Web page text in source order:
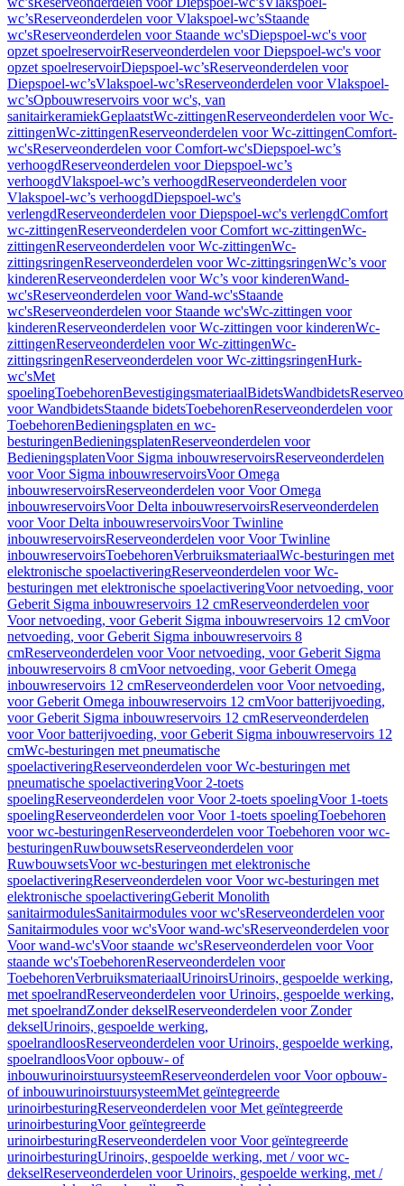
wc’sReserveonderdelen voor Vlakspoel-wc’sStaande
wc'sReserveonderdelen voor Staande wc'sDiepspoel-wc's voor
opzet spoelreservoirReserveonderdelen voor Diepspoel-wc's voor
opzet spoelreservoirDiepspoel-wc’sReserveonderdelen voor
Diepspoel-wc’sVlakspoel-wc’sReserveonderdelen voor Vlakspoel-
wc’sOpbouwreservoirs voor wc's, van
sanitairkeramiekGeplaatstWc-zittingenReserveonderdelen voor Wc-
zittingenWc-zittingenReserveonderdelen voor Wc-zittingenComfort-
wc'sReserveonderdelen voor Comfort-wc'sDiepspoel-wc’s
verhoogdReserveonderdelen voor Diepspoel-wc’s
verhoogdVlakspoel-wc’s verhoogdReserveonderdelen voor
Vlakspoel-wc’s verhoogdDiepspoel-wc's
verlengdReserveonderdelen voor Diepspoel-wc's verlengdComfort
wc-zittingenReserveonderdelen voor Comfort wc-zittingenWc-
zittingenReserveonderdelen voor Wc-zittingenWc-
zittingsringenReserveonderdelen voor Wc-zittingsringenWc’s voor
kinderenReserveonderdelen voor Wc’s voor kinderenWand-
wc'sReserveonderdelen voor Wand-wc'sStaande
wc'sReserveonderdelen voor Staande wc'sWc-zittingen voor
kinderenReserveonderdelen voor Wc-zittingen voor kinderenWc-
zittingenReserveonderdelen voor Wc-zittingenWc-
zittingsringenReserveonderdelen voor Wc-zittingsringenHurk-
wc'sMet
spoelingToebehorenBevestigingsmateriaalBidetsWandbidets
voor WandbidetsStaande bidetsToebehorenReserveonderdelen voor
ToebehorenBedieningsplaten en wc-
besturingenBedieningsplatenReserveonderdelen voor
BedieningsplatenVoor Sigma inbouwreservoirsReserveonderdelen
voor Voor Sigma inbouwreservoirsVoor Omega
inbouwreservoirsReserveonderdelen voor Voor Omega
inbouwreservoirsVoor Delta inbouwreservoirsReserveonderdelen
voor Voor Delta inbouwreservoirsVoor Twinline
inbouwreservoirsReserveonderdelen voor Voor Twinline
inbouwreservoirsToebehorenVerbruiksmateriaalWc-besturingen met
elektronische spoelactiveringReserveonderdelen voor Wc-
besturingen met elektronische spoelactiveringVoor netvoeding, voor
Geberit Sigma inbouwreservoirs 12 cmReserveonderdelen voor
Voor netvoeding, voor Geberit Sigma inbouwreservoirs 12 cmVoor
netvoeding, voor Geberit Sigma inbouwreservoirs 8
cmReserveonderdelen voor Voor netvoeding, voor Geberit Sigma
inbouwreservoirs 8 cmVoor netvoeding, voor Geberit Omega
inbouwreservoirs 12 cmReserveonderdelen voor Voor netvoeding,
voor Geberit Omega inbouwreservoirs 12 cmVoor batterijvoeding,
voor Geberit Sigma inbouwreservoirs 12 cmReserveonderdelen
voor Voor batterijvoeding, voor Geberit Sigma inbouwreservoirs 12
cmWc-besturingen met pneumatische
spoelactiveringReserveonderdelen voor Wc-besturingen met
pneumatische spoelactiveringVoor 2-toets
spoelingReserveonderdelen voor Voor 2-toets spoelingVoor 1-toets
spoelingReserveonderdelen voor Voor 1-toets spoelingToebehoren
voor wc-besturingenReserveonderdelen voor Toebehoren voor wc-
besturingenRuwbouwsetsReserveonderdelen voor
RuwbouwsetsVoor wc-besturingen met elektronische
spoelactiveringReserveonderdelen voor Voor wc-besturingen met
elektronische spoelactiveringGeberit Monolith
sanitairmodulesSanitairmodules voor wc'sReserveonderdelen voor
Sanitairmodules voor wc'sVoor wand-wc'sReserveonderdelen voor
Voor wand-wc'sVoor staande wc'sReserveonderdelen voor Voor
staande wc'sToebehorenReserveonderdelen voor
ToebehorenVerbruiksmateriaalUrinoirsUrinoirs, gespoelde werking,
met spoelrandReserveonderdelen voor Urinoirs, gespoelde werking,
met spoelrandZonder dekselReserveonderdelen voor Zonder
dekselUrinoirs, gespoelde werking,
spoelrandloosReserveonderdelen voor Urinoirs, gespoelde werking,
spoelrandloosVoor opbouw- of
inbouwurinoirstuursysteemReserveonderdelen voor Voor opbouw-
of inbouwurinoirstuursysteemMet geïntegreerde
urinoirbesturingReserveonderdelen voor Met geïntegreerde
urinoirbesturingVoor geïntegreerde
urinoirbesturingReserveonderdelen voor Voor geïntegreerde
urinoirbesturingUrinoirs, gespoelde werking, met / voor wc-
dekselReserveonderdelen voor Urinoirs, gespoelde werking, met /